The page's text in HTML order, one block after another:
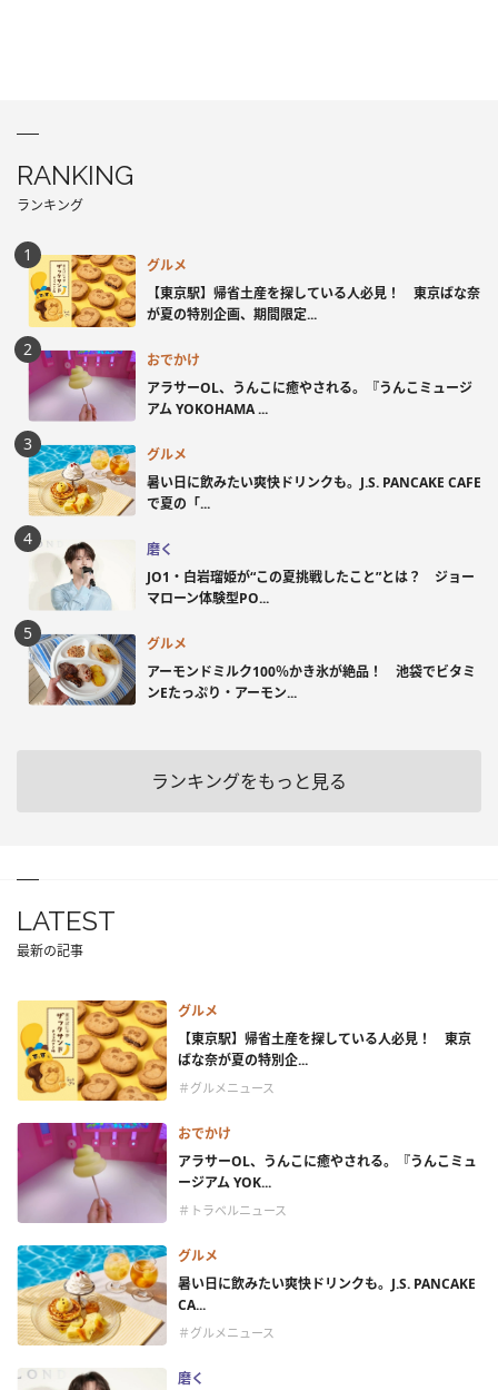
RANKING
ランキング
グルメ
【東京駅】帰省土産を探している人必見！ 東京ばな奈
が夏の特別企画、期間限定...
おでかけ
アラサーOL、うんこに癒やされる。『うんこミュージ
アム YOKOHAMA ...
グルメ
暑い日に飲みたい爽快ドリンクも。J.S. PANCAKE CAFE
で夏の「...
磨く
JO1・白岩瑠姫が“この夏挑戦したこと”とは？ ジョー
マローン体験型PO...
グルメ
アーモンドミルク100％かき氷が絶品！ 池袋でビタミ
ンEたっぷり・アーモン...
ランキングをもっと見る
LATEST
最新の記事
グルメ
【東京駅】帰省土産を探している人必見！ 東京
ばな奈が夏の特別企...
＃グルメニュース
おでかけ
アラサーOL、うんこに癒やされる。『うんこミュ
ージアム YOK...
＃トラベルニュース
グルメ
暑い日に飲みたい爽快ドリンクも。J.S. PANCAKE
CA...
＃グルメニュース
磨く